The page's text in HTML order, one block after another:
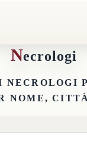
Necrologi
NECROLOGI
NOME,